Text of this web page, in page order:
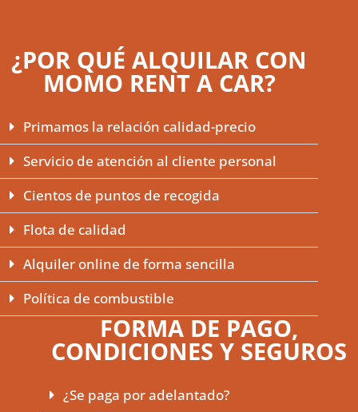
¿POR QUÉ ALQUILAR CON
MOMO RENT A CAR?
Primamos la relación calidad-precio
Servicio de atención al cliente personal
Cientos de puntos de recogida
Flota de calidad
Alquiler online de forma sencilla
Política de combustible
FORMA DE PAGO,
CONDICIONES Y SEGUROS
¿Se paga por adelantado?